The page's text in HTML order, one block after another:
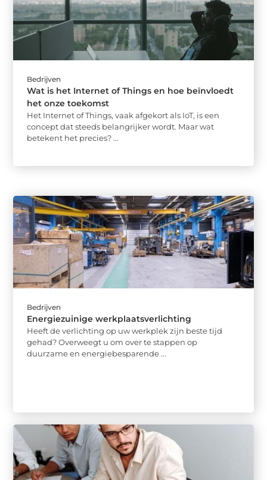
Bedrijven
Wat is het Internet of Things en hoe beïnvloedt
het onze toekomst
Het Internet of Things, vaak afgekort als IoT, is een
concept dat steeds belangrijker wordt. Maar wat
betekent het precies? ...
Bedrijven
Energiezuinige werkplaatsverlichting
Heeft de verlichting op uw werkplek zijn beste tijd
gehad? Overweegt u om over te stappen op
duurzame en energiebesparende ...